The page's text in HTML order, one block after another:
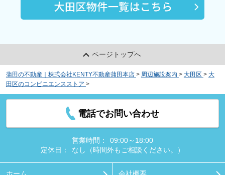
ページトップへ
蒲田の不動産｜株式会社KENTY不動産蒲田本店 > 周辺施設案内 > 大田区 > 大
田区のコンビニエンスストア >
電話でお問い合わせ
営業時間：
09:00～18:00
定休日：
なし（時間外もご相談ください。）